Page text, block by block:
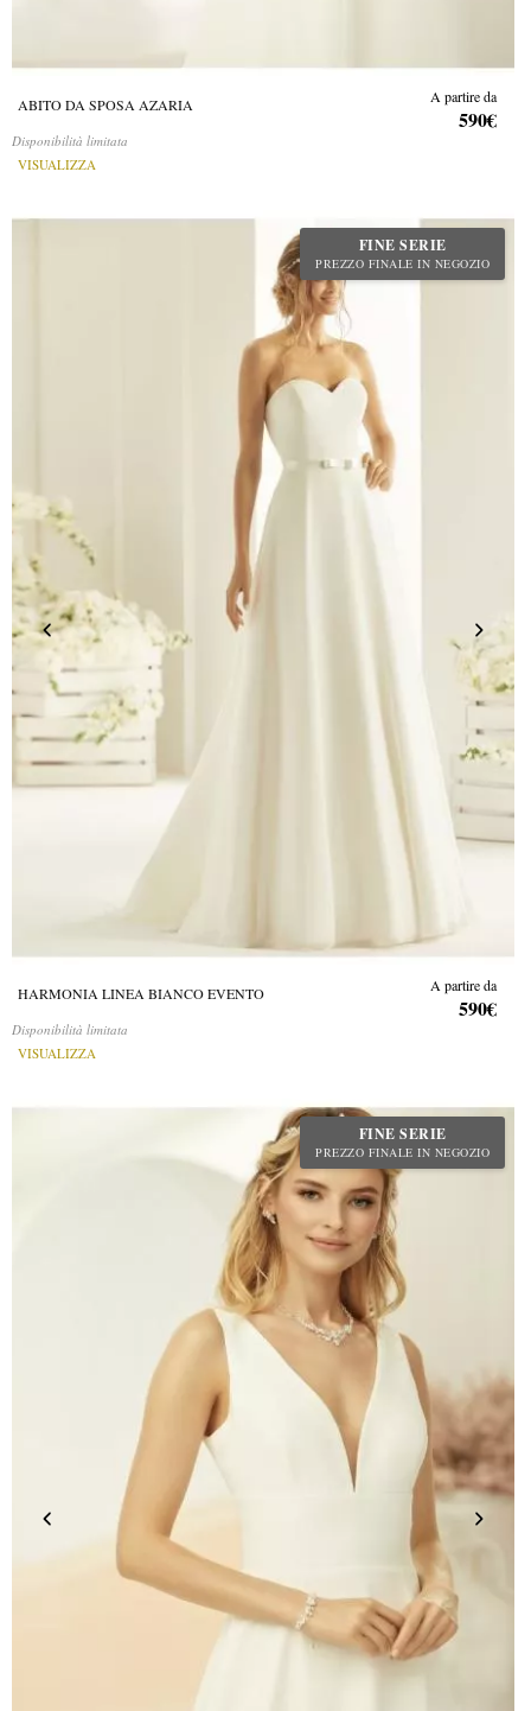
ABITO DA SPOSA AZARIA
Disponibilità limitata
VISUALIZZA
A partire da
590€
FINE SERIE
PREZZO FINALE IN NEGOZIO
HARMONIA LINEA BIANCO EVENTO
Disponibilità limitata
VISUALIZZA
A partire da
590€
FINE SERIE
PREZZO FINALE IN NEGOZIO